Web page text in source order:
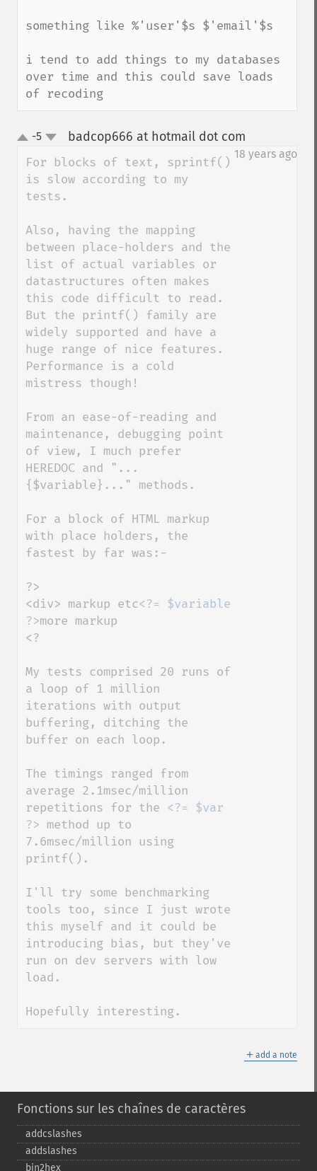
something like %'user'$s $'email'$s
i tend to add things to my databases
over time and this could save loads
of recoding
up-5 badcop666 at hotmail dot com
18 years ago
For blocks of text, sprintf()
is slow according to my
tests.
Also, having the mapping
between place-holders and the
list of actual variables or
datastructures often makes
this code difficult to read.
But the printf() family are
widely supported and have a
huge range of nice features.
Performance is a cold
mistress though!
From an ease-of-reading and
maintenance, debugging point
of view, I much prefer
HEREDOC and "...
{$variable}..." methods.
For a block of HTML markup
with place holders, the
fastest by far was:-
?>
<div> markup etc<?= $variable
?>more markup
<?
My tests comprised 20 runs of
a loop of 1 million
iterations with output
buffering, ditching the
buffer on each loop.
The timings ranged from
average 2.1msec/million
repetitions for the <?= $var
?> method up to
7.6msec/million using
printf().
I'll try some benchmarking
tools too, since I just wrote
this myself and it could be
introducing bias, but they've
run on dev servers with low
load.
Hopefully interesting.
＋ add a note
Fonctions sur les chaînes de caractères
addcslashes
addslashes
bin2hex